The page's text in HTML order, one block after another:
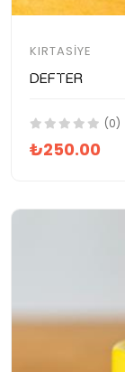
KIRTASIYE
Defter
(0)
₺250.00